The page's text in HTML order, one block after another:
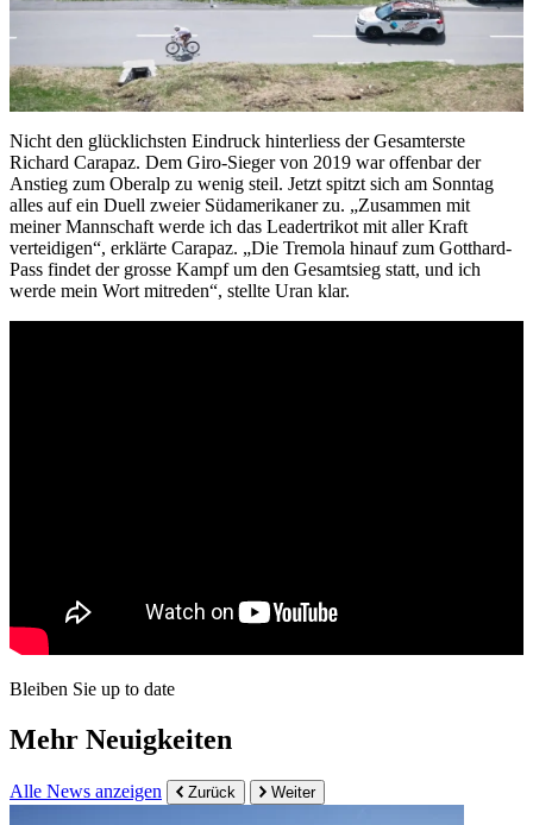
Nicht den glücklichsten Eindruck hinterliess der Gesamterste
Richard Carapaz. Dem Giro-Sieger von 2019 war offenbar der
Anstieg zum Oberalp zu wenig steil. Jetzt spitzt sich am Sonntag
alles auf ein Duell zweier Südamerikaner zu. „Zusammen mit
meiner Mannschaft werde ich das Leadertrikot mit aller Kraft
verteidigen“, erklärte Carapaz. „Die Tremola hinauf zum Gotthard-
Pass findet der grosse Kampf um den Gesamtsieg statt, und ich
werde mein Wort mitreden“, stellte Uran klar.
Bleiben Sie up to date
Mehr Neuigkeiten
Alle News anzeigen Zurück Weiter